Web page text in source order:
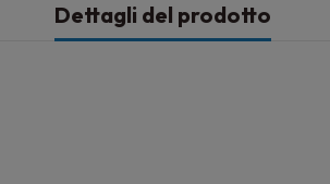
Dettagli del prodotto